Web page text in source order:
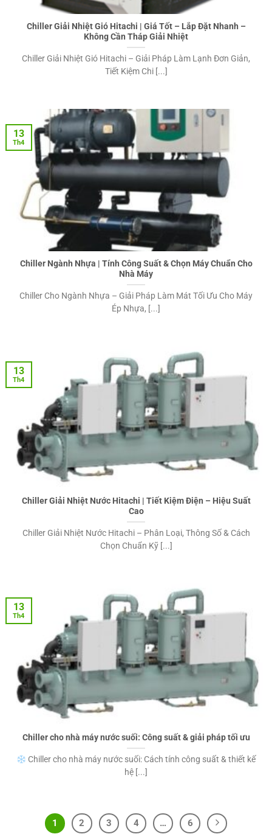
Chiller Giải Nhiệt Gió Hitachi | Giá Tốt – Lắp Đặt Nhanh –
Không Cần Tháp Giải Nhiệt
Chiller Giải Nhiệt Gió Hitachi – Giải Pháp Làm Lạnh Đơn Giản,
Tiết Kiệm Chi [...]
Chiller Ngành Nhựa | Tính Công Suất & Chọn Máy Chuẩn Cho
Nhà Máy
Chiller Cho Ngành Nhựa – Giải Pháp Làm Mát Tối Ưu Cho Máy
Ép Nhựa, [...]
13
Th4
Chiller Giải Nhiệt Nước Hitachi | Tiết Kiệm Điện – Hiệu Suất
Cao
Chiller Giải Nhiệt Nước Hitachi – Phân Loại, Thông Số & Cách
Chọn Chuẩn Kỹ [...]
13
Th4
Chiller cho nhà máy nước suối: Công suất & giải pháp tối ưu
Chiller cho nhà máy nước suối: Cách tính công suất & thiết kế
hệ [...]
13
Th4
1 2 3 4 … 6